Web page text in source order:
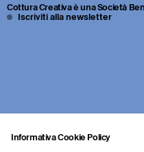
Informativa Cookie Policy
Cottura Creativa è una Società
Iscriviti alla newsletter